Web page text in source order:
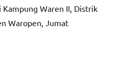
Waren II, Distrik
Waropen, Jumat